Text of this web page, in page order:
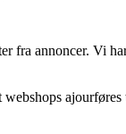
fra annoncer. Vi